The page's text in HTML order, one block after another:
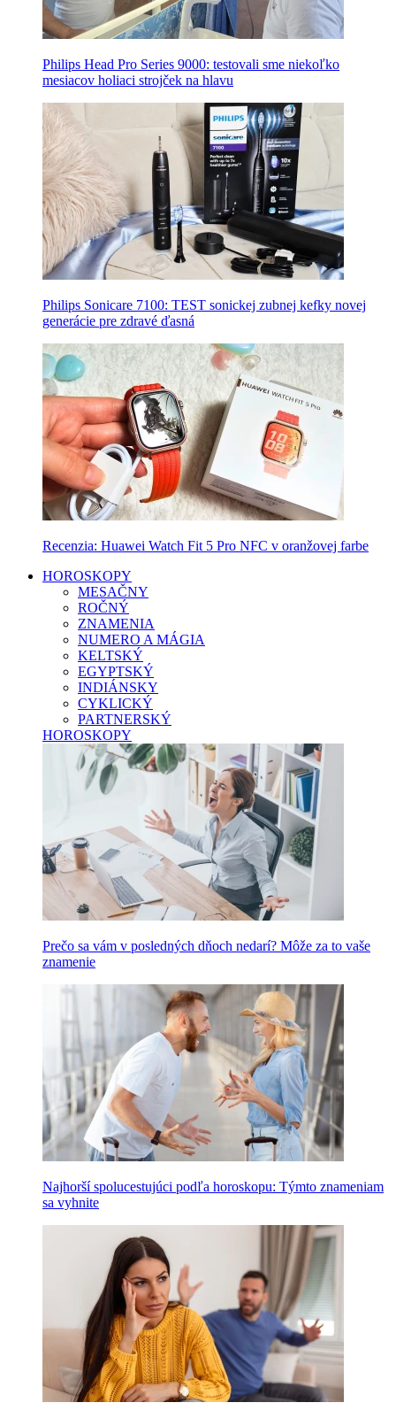
Philips Head Pro Series 9000: testovali sme niekoľko
mesiacov holiaci strojček na hlavu
Philips Sonicare 7100: TEST sonickej zubnej kefky novej
generácie pre zdravé ďasná
Recenzia: Huawei Watch Fit 5 Pro NFC v oranžovej farbe
HOROSKOPY
MESAČNY
ROČNÝ
ZNAMENIA
NUMERO A MÁGIA
KELTSKÝ
EGYPTSKÝ
INDIÁNSKY
CYKLICKÝ
PARTNERSKÝ
HOROSKOPY
Prečo sa vám v posledných dňoch nedarí? Môže za to vaše
znamenie
Najhorší spolucestujúci podľa horoskopu: Týmto znameniam
sa vyhnite